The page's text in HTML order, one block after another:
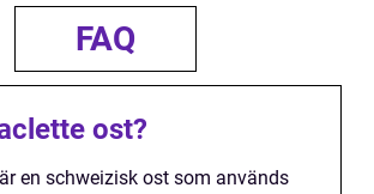
FAQ
ost?
en schweizisk ost som används